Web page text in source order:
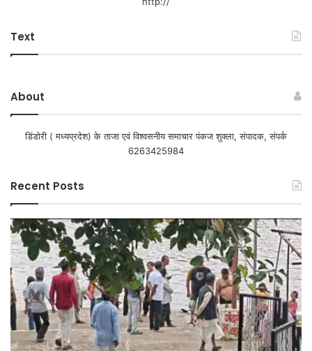
Text
About
डिंडोरी ( मध्यप्रदेश) के ताजा एवं विश्वसनीय समाचार पंकज शुक्ला, संपादक, संपर्क
6263425984
Recent Posts